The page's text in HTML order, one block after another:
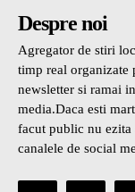
Despre noi
Agregator de stiri
timp real organizate
newsletter si ramai
media.Daca esti
facut public nu ezita
canalele de social